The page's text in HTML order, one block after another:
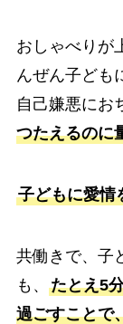
おしゃべりが
んぜん子ども
自己嫌悪にお
つたえるのに
子どもに愛情
共働きで、子
も、 たとえ5
過ごすことで